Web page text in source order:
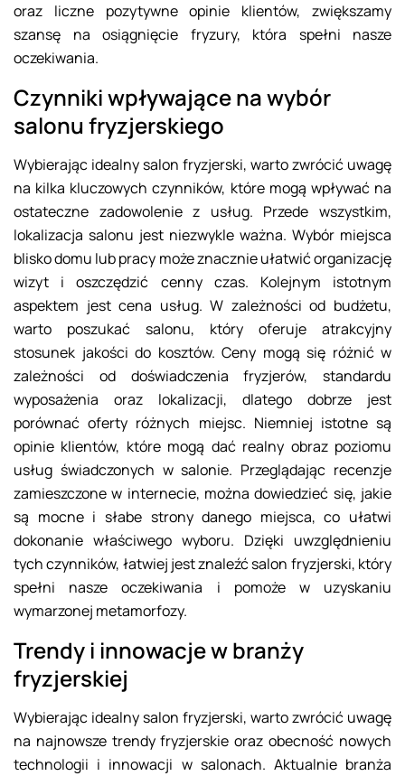
oraz liczne pozytywne opinie klientów, zwiększamy
szansę na osiągnięcie fryzury, która spełni nasze
oczekiwania.
Czynniki wpływające na wybór
salonu fryzjerskiego
Wybierając idealny salon fryzjerski, warto zwrócić uwagę
na kilka kluczowych czynników, które mogą wpływać na
ostateczne zadowolenie z usług. Przede wszystkim,
lokalizacja salonu jest niezwykle ważna. Wybór miejsca
blisko domu lub pracy może znacznie ułatwić organizację
wizyt i oszczędzić cenny czas. Kolejnym istotnym
aspektem jest cena usług. W zależności od budżetu,
warto poszukać salonu, który oferuje atrakcyjny
stosunek jakości do kosztów. Ceny mogą się różnić w
zależności od doświadczenia fryzjerów, standardu
wyposażenia oraz lokalizacji, dlatego dobrze jest
porównać oferty różnych miejsc. Niemniej istotne są
opinie klientów, które mogą dać realny obraz poziomu
usług świadczonych w salonie. Przeglądając recenzje
zamieszczone w internecie, można dowiedzieć się, jakie
są mocne i słabe strony danego miejsca, co ułatwi
dokonanie właściwego wyboru. Dzięki uwzględnieniu
tych czynników, łatwiej jest znaleźć salon fryzjerski, który
spełni nasze oczekiwania i pomoże w uzyskaniu
wymarzonej metamorfozy.
Trendy i innowacje w branży
fryzjerskiej
Wybierając idealny salon fryzjerski, warto zwrócić uwagę
na najnowsze trendy fryzjerskie oraz obecność nowych
technologii i innowacji w salonach. Aktualnie branża